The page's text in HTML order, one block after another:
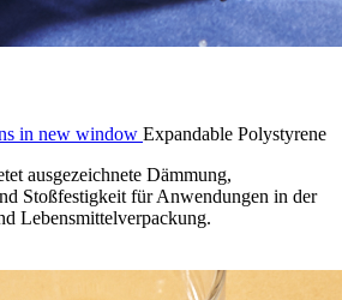
in new window Expandable Polystyrene
ausgezeichnete Dämmung,
Stoßfestigkeit für Anwendungen in der
Lebensmittelverpackung.